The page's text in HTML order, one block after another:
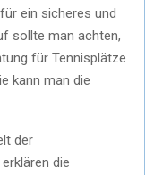
ein sicheres und
sollte man achten,
für Tennisplätze
kann man die
der
erklären die